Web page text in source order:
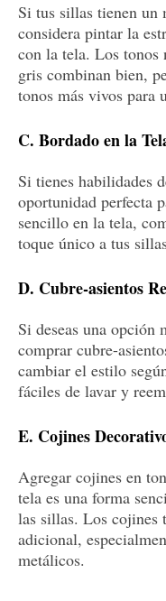
Si tus sillas tienen un
considera pintar la
con la tela. Los tonos
gris combinan bien,
tonos más vivos para
C. Bordado en la
Si tienes habilidades
oportunidad perfecta
sencillo en la tela,
toque único a tus
D. Cubre-asientos
Si deseas una opción
comprar cubre-
cambiar el estilo
fáciles de lavar y
E. Cojines
Agregar cojines en
tela es una forma
las sillas. Los cojines
adicional,
metálicos.